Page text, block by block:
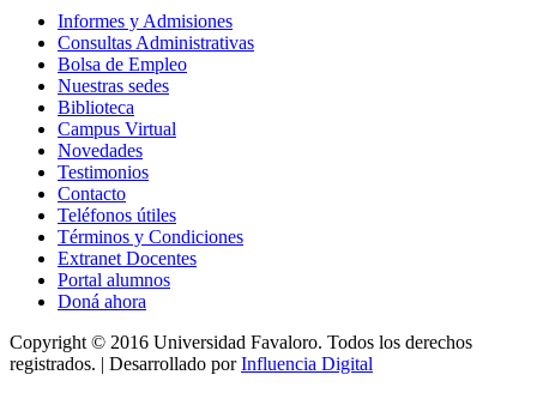
Informes y Admisiones
Consultas Administrativas
Bolsa de Empleo
Nuestras sedes
Biblioteca
Campus Virtual
Novedades
Testimonios
Contacto
Teléfonos útiles
Términos y Condiciones
Extranet Docentes
Portal alumnos
Doná ahora
Copyright © 2016 Universidad Favaloro. Todos los derechos
registrados. | Desarrollado porInfluencia Digital